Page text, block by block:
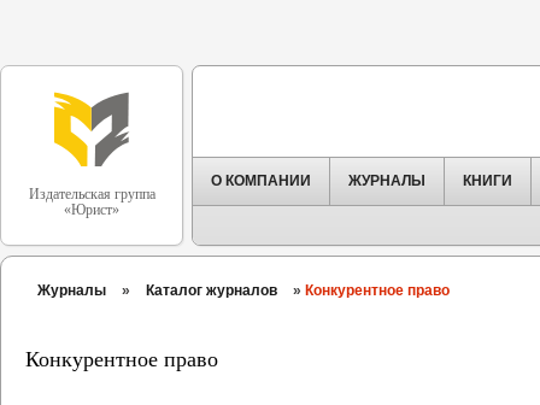
Издательская группа
«Юрист»
О КОМПАНИИ ЖУРНАЛЫ КНИГИ
Журналы » Каталог журналов » Конкурентное право
Конкурентное право